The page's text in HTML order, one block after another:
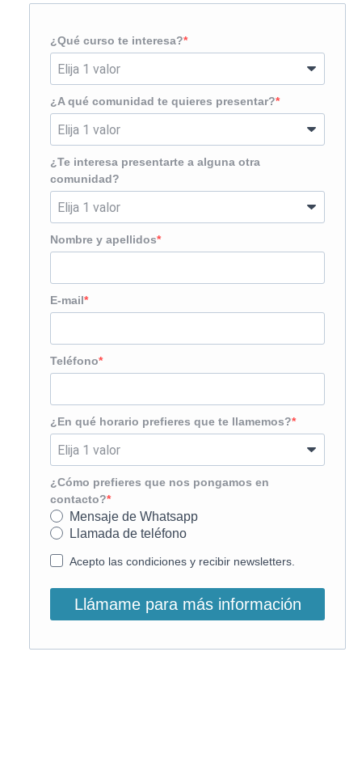
¿Qué curso te interesa?
¿A qué comunidad te quieres presentar?
¿Te interesa presentarte a alguna otra
comunidad?
Nombre y apellidos
E-mail
Teléfono
¿En qué horario prefieres que te llamemos?
¿Cómo prefieres que nos pongamos en
contacto?
Mensaje de Whatsapp
Llamada de teléfono
Acepto las condiciones y recibir newsletters.
Llámame para más información